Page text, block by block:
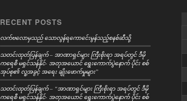
RECENT POSTS
လက်ဗလောမှသည် သောလွန်ရကောင်ေးမွန်သည့်စနစ်ဆီသို့
သတင်းထုတ်ပြန်ချက် – အာဏာရှင်များ ကြီးစိုးရာ အရပ်တွင် ဒီမို
ကရေစီ မရှင်သန်နိုင်- အတုအယောင် ရွေးကောက်ပွဲနောက် ပိုင်း စစ်
အုပ်စု၏ လူ့အခွင့် အရေး ချိုးဖောက်မှုများ”
သတင်းထုတ်ပြန်ချက် – “အာဏာရှင်များ ကြီးစိုးရာ အရပ်တွင် ဒီမို
ကရေစီ မရှင်သန်နိုင်- အတုအယောင် ရွေးကောက်ပွဲနောက် ပိုင်း စစ်